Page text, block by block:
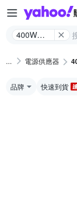
400W以
電源供應器
品牌 快速到貨